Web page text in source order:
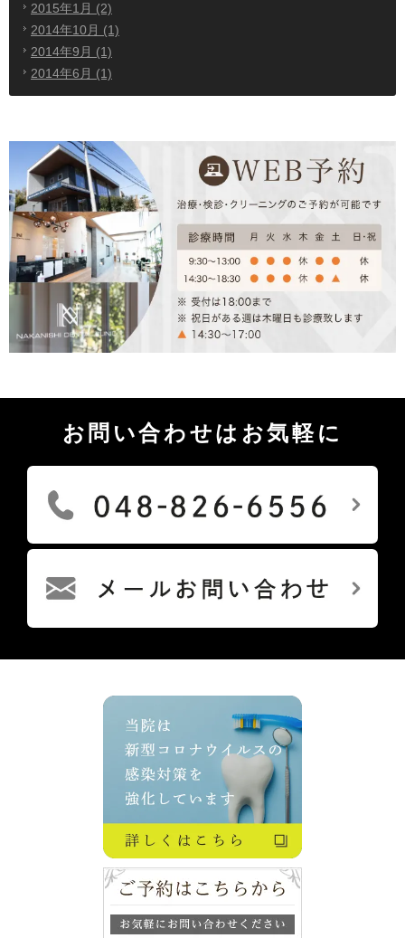
2015年1月 (2)
2014年10月 (1)
2014年9月 (1)
2014年6月 (1)
お問い合わせはお気軽に